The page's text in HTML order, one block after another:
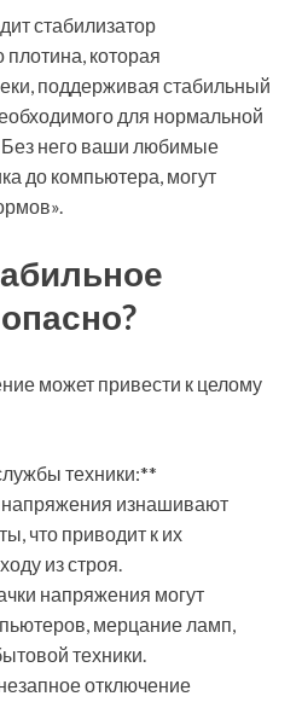
стабилизатор
которая
поддерживая стабильный
для нормальной
него ваши любимые
до компьютера, могут
может привести к целому
техники:**
изнашивают
что приводит к их
из строя.
напряжения могут
мерцание ламп,
техники.
отключение